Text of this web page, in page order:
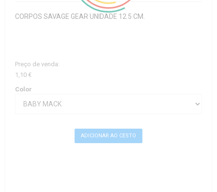
CORPOS SAVAGE GEAR UNIDADE 12.5 CM.
Preço de venda:
1,10 €
Color